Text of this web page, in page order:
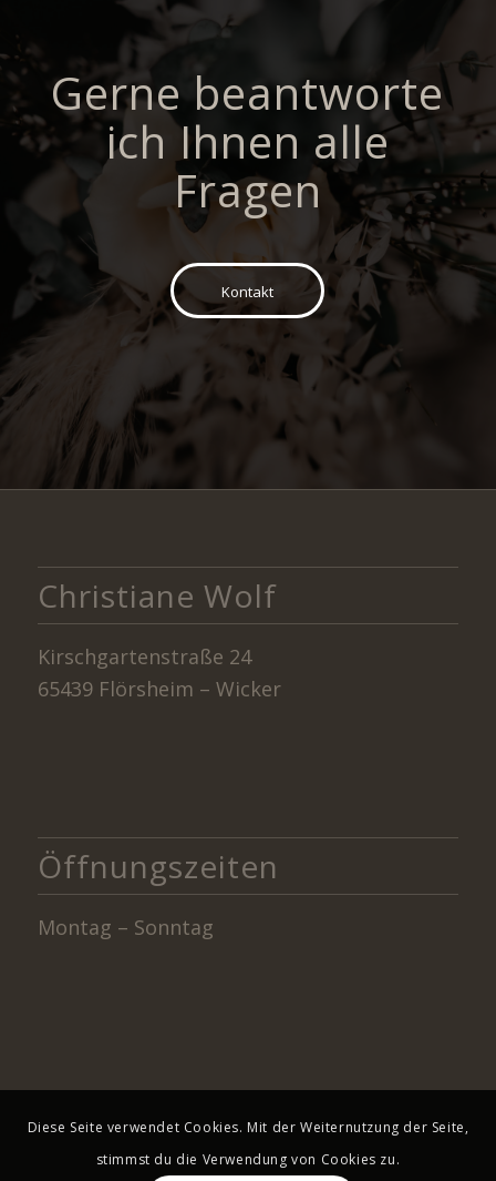
Gerne beantworte
ich Ihnen alle
Fragen
Kontakt
Christiane Wolf
Kirschgartenstraße 24
65439 Flörsheim – Wicker
Öffnungszeiten
Montag – Sonntag
Diese Seite verwendet Cookies. Mit der Weiternutzung der Seite,
stimmst du die Verwendung von Cookies zu.